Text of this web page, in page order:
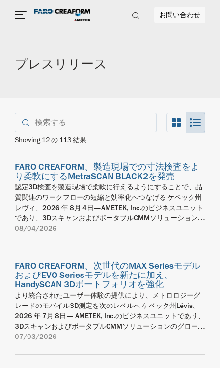
お問い合わせ
プレスリリース
Showing 12の 113結果
FARO CREAFORM、製造現場での寸法検査をよ
り柔軟にするMetraSCAN BLACK2を発売
認定3D検査を製造現場で柔軟に行えるようにすることで、品
質関連のワークフローの短縮と効率化へつなげる ケベック州
レヴィ、2026 年 8月 4日—AMETEK, Inc.のビジネスユニット
であり、3DスキャンおよびポータブルCMMソリューションの
グローバルプロバイダーであるFARO CREAFORMは、製造現場
のメトロロジーグレードのポータブル光学式3Dスキャナー、
MetraSCAN BLACK2の発売を発表しました。品質管理チーム
と品質保証チーム向けに設計されたMetraSCAN BLACK2は、
実際の環境で認定精度を発揮できる能力と1台で複数の検査ワ
ークフローに対応する機能を合わせ持っています。
MetraSCAN BLACK2には、C-Trackスキャン、スタンドアロン
スキャン、プロービングを1つのメトロロジーグレードシステ
ムに組み合わせた、3-in-1アーキテクチャが用いられていま
す。C-Trackモードでは、生産性に優れた大型部品検査を実施
でき、スタンドアロンモードの場合は、携帯性が存分に発揮
され、狭いエリアでも素早く出入りして使用できるようにな
08/04/2026
FARO CREAFORM、次世代のMAX Seriesモデル
およびEVO Seriesモデルを新たに加え、
HandySCAN 3Dポートフォリオを強化
より統合されたユーザー体験の提供により、メトロロジーグ
レードのモバイル3D測定を次のレベルへ ケベック州Lévis、
2026 年 7月 8日— AMETEK, Inc.のビジネスユニットであり、
3DスキャンおよびポータブルCMMソリューションのグローバ
ルプロバイダーであるFARO CREAFORMは、HandySCAN 3D製
CREAFORMは、より直観的かつユーザーに焦点を合わせたプ
07/03/2026